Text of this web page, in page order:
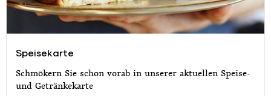
Speisekarte
Schmökern Sie schon vorab in unserer aktuellen Speise-
und Getränkekarte